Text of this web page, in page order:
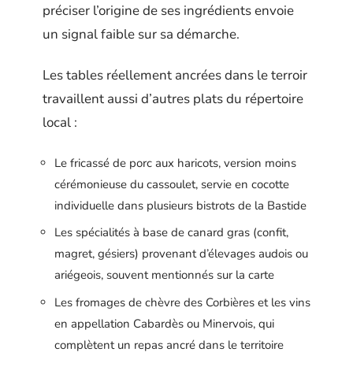
préciser l’origine de ses ingrédients envoie
un signal faible sur sa démarche.
Les tables réellement ancrées dans le terroir
travaillent aussi d’autres plats du répertoire
local :
Le fricassé de porc aux haricots, version moins
cérémonieuse du cassoulet, servie en cocotte
individuelle dans plusieurs bistrots de la Bastide
Les spécialités à base de canard gras (confit,
magret, gésiers) provenant d’élevages audois ou
ariégeois, souvent mentionnés sur la carte
Les fromages de chèvre des Corbières et les vins
en appellation Cabardès ou Minervois, qui
complètent un repas ancré dans le territoire